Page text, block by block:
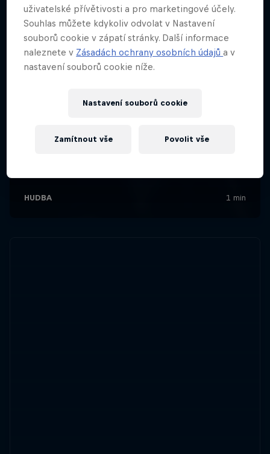
uživatelské přívětivosti a pro marketingové účely.
Souhlas můžete kdykoliv odvolat v Nastavení
souborů cookie v zápatí stránky. Další informace
naleznete v Zásadách ochrany osobních údajůa v
nastavení souborů cookie níže.
Nastavení souborů cookie
Zamítnout vše Povolit vše